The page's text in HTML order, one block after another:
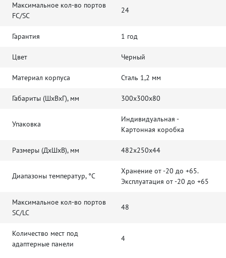
Максимальное кол-во портов
FC/SC
24
Гарантия 1 год
Цвет Черный
Материал корпуса Сталь 1,2 мм
Габариты (ШхВхГ), мм 300х300х80
Упаковка
Индивидуальная -
Картонная коробка
Размеры (ДхШхВ), мм 482x250x44
Диапазоны температур, °C
Хранение от -20 до +65.
Эксплуатация от -20 до +65
Максимальное кол-во портов
SC/LC
48
Количество мест под
адаптерные панели
4